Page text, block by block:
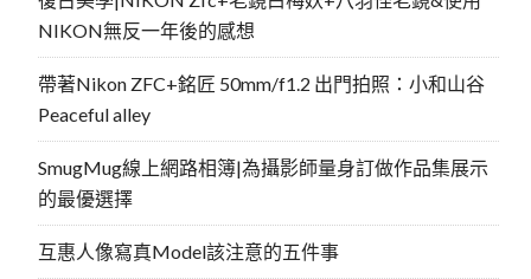
NIKON無反一年後的感想
帶著Nikon ZFC+銘匠 50mm/f1.2 出門拍照：小和山谷
Peaceful alley
SmugMug線上網路相簿|為攝影師量身訂做作品集展示
的最優選擇
互惠人像寫真Model該注意的五件事